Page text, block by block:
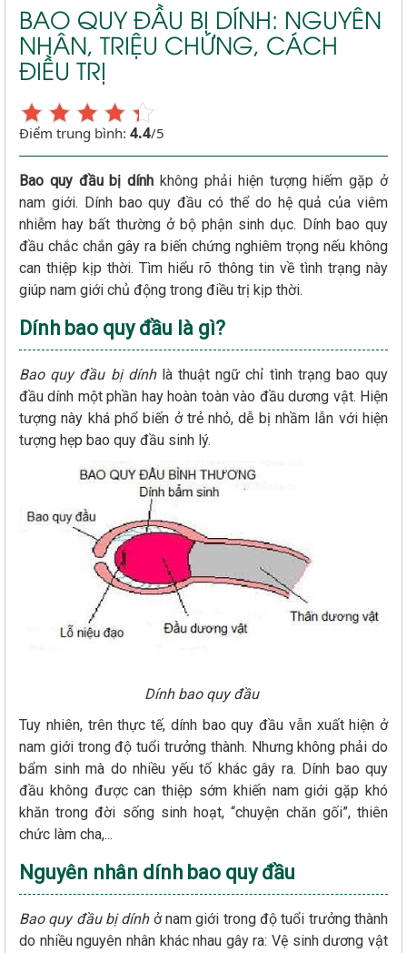
BAO QUY ĐẦU BỊ DÍNH: NGUYÊN
NHÂN, TRIỆU CHỨNG, CÁCH
ĐIỀU TRỊ
Điểm trung bình: 4.4/5
Bao quy đầu bị dínhkhông phải hiện tượng hiếm gặp ở
nam giới. Dính bao quy đầu có thể do hệ quả của viêm
nhiễm hay bất thường ở bộ phận sinh dục. Dính bao quy
đầu chắc chắn gây ra biến chứng nghiêm trọng nếu không
can thiệp kịp thời. Tìm hiểu rõ thông tin về tình trạng này
giúp nam giới chủ động trong điều trị kịp thời.
Dính bao quy đầu là gì?
Bao quy đầu bị dính là thuật ngữ chỉ tình trạng bao quy
đầu dính một phần hay hoàn toàn vào đầu dương vật. Hiện
tượng này khá phổ biến ở trẻ nhỏ, dễ bị nhầm lẫn với hiện
tượng hẹp bao quy đầu sinh lý.
Dính bao quy đầu
Tuy nhiên, trên thực tế, dính bao quy đầu vẫn xuất hiện ở
nam giới trong độ tuổi trưởng thành. Nhưng không phải do
bẩm sinh mà do nhiều yếu tố khác gây ra. Dính bao quy
đầu không được can thiệp sớm khiến nam giới gặp khó
khăn trong đời sống sinh hoạt, “chuyện chăn gối”, thiên
chức làm cha,...
Nguyên nhân dính bao quy đầu
Bao quy đầu bị dính ở nam giới trong độ tuổi trưởng thành
do nhiều nguyên nhân khác nhau gây ra: Vệ sinh dương vật